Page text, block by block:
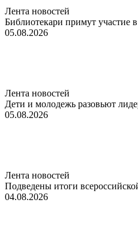
Лента новостей
Библиотекари примут участие
05.08.2026
Лента новостей
Дети и молодежь разовьют
05.08.2026
Лента новостей
Подведены итоги
04.08.2026